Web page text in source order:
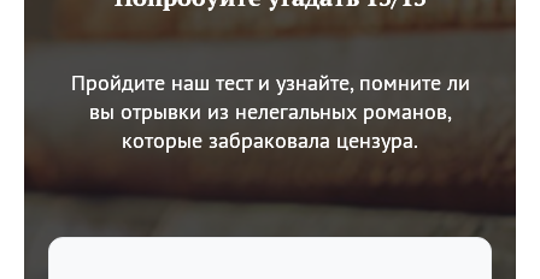
Пройдите наш тест и узнайте, помните ли
вы отрывки из нелегальных романов,
которые забраковала цензура.